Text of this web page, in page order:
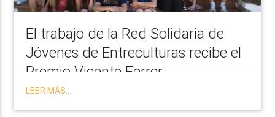
El trabajo de la Red Solidaria de
Jóvenes de Entreculturas recibe el
Premio Vicente Ferrer
LEER MÁS...